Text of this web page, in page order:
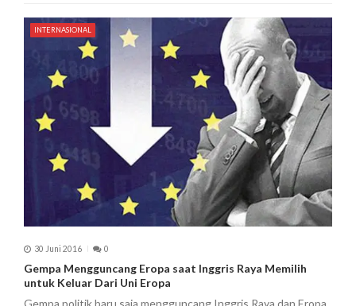
INTERNASIONAL
30 Juni 2016 0
Gempa Mengguncang Eropa saat Inggris Raya Memilih
untuk Keluar Dari Uni Eropa